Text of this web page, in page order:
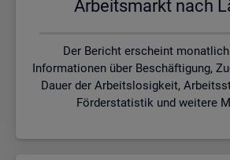
Ar­beits­markt nach
Der Bericht erscheint
Informationen über Beschäftigung,
Dauer der Arbeitslosigkeit,
Förderstatistik und weitere